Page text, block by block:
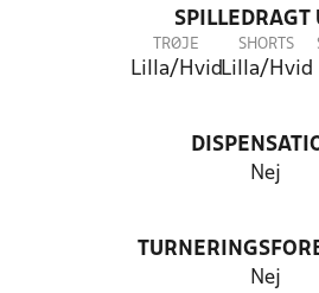
SPILLEDRAGT
TRØJE
Lilla/Hvid
SHORTS
Lilla/Hvid
Nej
Nej